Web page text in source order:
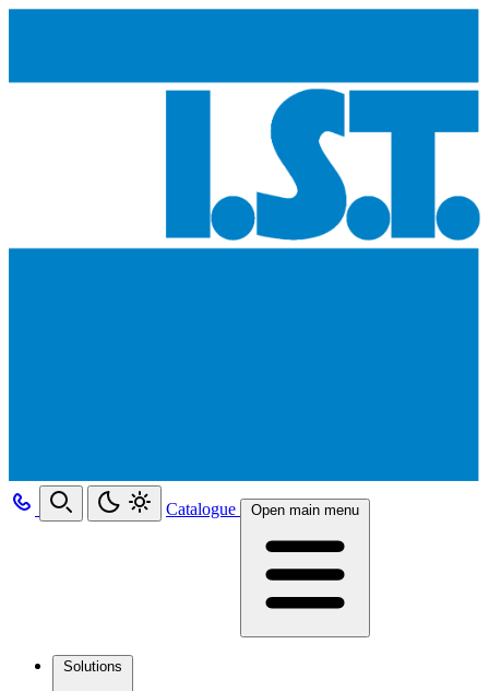
Catalogue Open main menu
Solutions